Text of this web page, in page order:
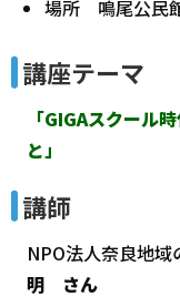
場所 鳴尾公民
講座テーマ
「GIGAスクール
と」
講師
NPO法人奈良地
明 さん